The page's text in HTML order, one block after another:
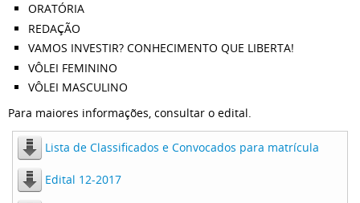
ORATÓRIA
REDAÇÃO
VAMOS INVESTIR? CONHECIMENTO QUE LIBERTA!
VÔLEI FEMININO
VÔLEI MASCULINO
Para maiores informações, consultar o edital.
Lista de Classificados e Convocados para matrícula
Edital 12-2017